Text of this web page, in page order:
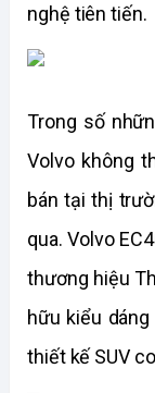
nghệ tiên tiến.
Trong số
Volvo không
bán tại thị
qua. Volvo
thương hiệu
hữu kiểu
thiết kế SUV